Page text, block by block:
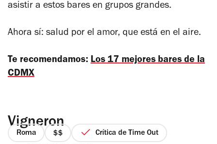
asistir a estos bares en grupos grandes.
Ahora sí: salud por el amor, que está en el aire.
Te recomendamos: Los 17 mejores bares de la
CDMX
Vigneron
Roma
precio
Crítica de Time Out